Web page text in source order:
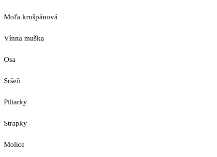
Moľa krušpánová
Vínna muška
Osa
Sršeň
Piliarky
Strapky
Molice